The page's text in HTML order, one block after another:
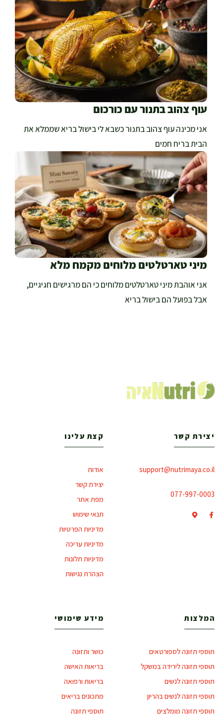
עוף צהוב בתנור עם כורכום
אני מכינה עוף צהוב בתנור כשבא לי בישול בריא שממלא את
הבית בריח חמים
מיני טארטלטים מלוחים מקמח מלא
אני אוהבת מיני טארטלטים מלוחים כי הם מרגישים חגיגיים,
אבל בפועל הם בישול בריא
יצירת קשר
support@nutrimaya.co.il
077-997-0003
קצת עלינו
אודות
יצירת קשר
מפת אתר
תנאי שימוש
מדיניות הפרטיות
מדיניות עריכה
מדיניות תלונות
הצהרת נגישות
המלצות
תוספי תזונה לספורטאים
תוספי תזונה לירידה במשקל
תוספי תזונה לנשים
תוספי תזונה לנשים בהריון
תוספי תזונה מומלצים
מידע שימושי
כושר ותזונה
בריאות האישה
בריאות ורפואה
מתכונים בריאים
תוספי תזונה